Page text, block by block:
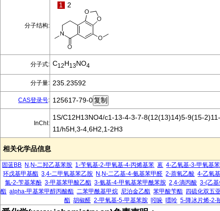
分子结构:
1 2
分子式: C12H13NO4
分子量: 235.23592
CAS登录号: 125617-79-0
InChI:
1S/C12H13NO4/c1-13-4-3-7-8(12(13)14)5-9(15-
11/h5H,3-4,6H2,1-2H3
相关化学品信息
固蓝BB N,N-二羟乙基苯胺 1-苄氧基-2-甲氧基-4-丙烯基苯 蒽 4-乙氧基-3-甲氧基
环戊基甲基酯 3,4-二甲氧基苯乙胺 N,N-二乙基-4-氨基苯甲醛 2-萘氧乙酸 4-乙氧
氯-2-苄基苯酚 3-甲基苯甲酸乙酯 3-氨基-4-甲氧基苯甲酰苯胺 2,4-滴丙酸 3-(乙
酯 alpha-甲基苯甲醇丙酸酯 二苯甲酰基甲烷 尼泊金乙酯 苯甲酸苄酯 四硫化双五
酯 胡椒醛 2-甲氧基-5-甲基苯胺 吲哚 嘌呤 5-降冰片烯-2-